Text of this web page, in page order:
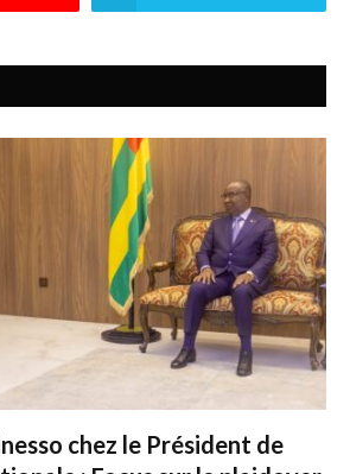
chez le Président de